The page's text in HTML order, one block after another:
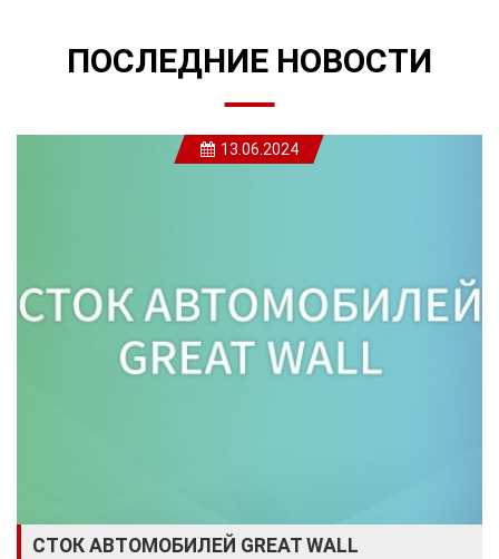
ПОСЛЕДНИЕ НОВОСТИ
13.06.2024
СТОК АВТОМОБИЛЕЙ GREAT WALL